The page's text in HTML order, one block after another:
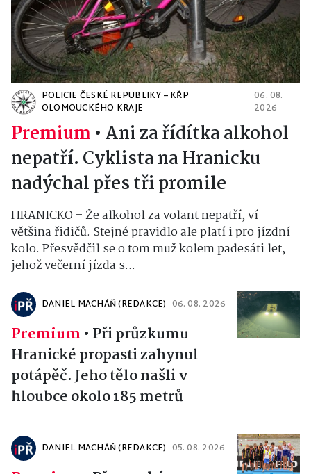
POLICIE ČESKÉ REPUBLIKY – KŘP
OLOMOUCKÉHO KRAJE
06. 08.
2026
Premium • Ani za řídítka alkohol
nepatří. Cyklista na Hranicku
nadýchal přes tři promile
HRANICKO – Že alkohol za volant nepatří, ví
většina řidičů. Stejné pravidlo ale platí i pro jízdní
kolo. Přesvědčil se o tom muž kolem padesáti let,
jehož večerní jízda s...
DANIEL MACHÁŇ (REDAKCE) 06. 08. 2026
Premium • Při průzkumu
Hranické propasti zahynul
potápěč. Jeho tělo našli v
hloubce okolo 185 metrů
DANIEL MACHÁŇ (REDAKCE) 05. 08. 2026